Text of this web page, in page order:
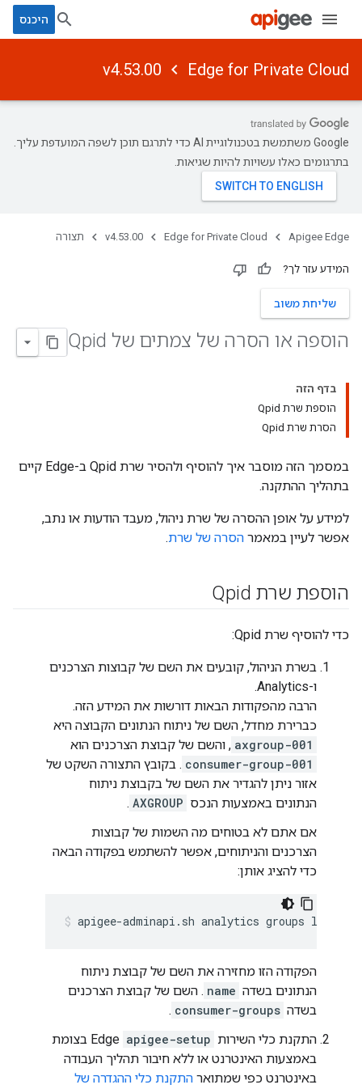
היכנס
Edge for Private Cloud
v4.53.00
‫Google משתמשת בטכנולוגיית AI כדי לתרגם תוכן לשפה המועדפת עליך.
בתרגומים כאלו עשויות להיות שגיאות.
Apigee Edge
Edge for Private Cloud
v4.53.00 תצורה
המידע עזר לך?
שליחת משוב
הוספה או הסרה של צמתים של Qpid
בדף הזה
הוספת שרת Qpid
הסרת שרת Qpid
במסמך הזה מוסבר איך להוסיף ולהסיר שרת Qpid ב-Edge קיים
בתהליך ההתקנה.
למידע על אופן ההסרה של שרת ניהול, מעבד הודעות או נתב,
אפשר לעיין במאמר הסרה של שרת.
הוספת שרת Qpid
כדי להוסיף שרת Qpid:
בשרת הניהול, קובעים את השם של קבוצות הצרכנים
ו-Analytics.
הרבה מהפקודות הבאות דורשות את המידע הזה.
כברירת מחדל, השם של ניתוח הנתונים הקבוצה היא
axgroup-001 , והשם של קבוצת הצרכנים הוא
consumer-group-001 . בקובץ התצורה השקט של
אזור ניתן להגדיר את השם של בקבוצת ניתוח
הנתונים באמצעות הנכס AXGROUP
.
אם אתם לא בטוחים מה השמות של קבוצות
הצרכנים והניתוחים, אפשר להשתמש בפקודה הבאה
כדי להציג אותן:
apigee-adminapi.sh analytics groups list --
הפקודה הזו מחזירה את השם של קבוצת ניתוח
הנתונים בשדה name . השם של קבוצת הצרכנים
בשדה consumer-groups
.
התקנת כלי השירות apigee-setup
Edge בצומת
באמצעות האינטרנט או ללא חיבור תהליך העבודה
באינטרנט כפי שמתואר התקנת כלי ההגדרה של